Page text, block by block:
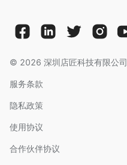
© 2026 深圳店匠科技有限公司
服务条款
隐私政策
使用协议
合作伙伴协议